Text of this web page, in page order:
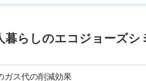
暮らしのエコジョーズシ
ガス代の削減効果